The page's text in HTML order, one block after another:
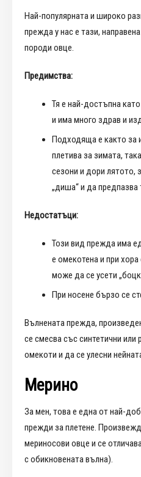
Най-популярната и широко
прежда у нас е тази,
породи овце.
Предимства:
Тя е най-достъпна
и има много здрав и
Подходяща е както за
плетива за зимата,
сезони и дори лятото,
„диша“ и да предпазва
Недостатъци:
Този вид прежда има
е омекотена и при
може да се усети
При носене бързо се
Вълнената прежда,
се смесва със синтетични или
омекоти и да се улесни
Мерино
За мен, това е една от най-
прежди за плетене.
мериносови овце и се
с обикновената вълна).